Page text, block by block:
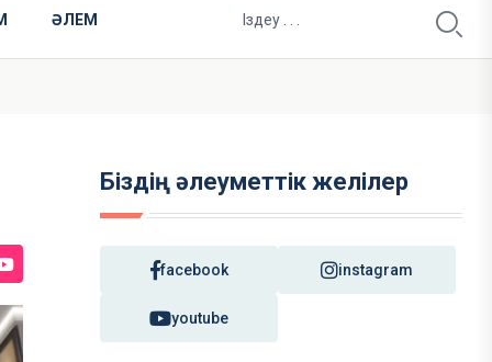
ӘЛЕМ
Біздің әлеуметтік желілер
facebook instagram
youtube